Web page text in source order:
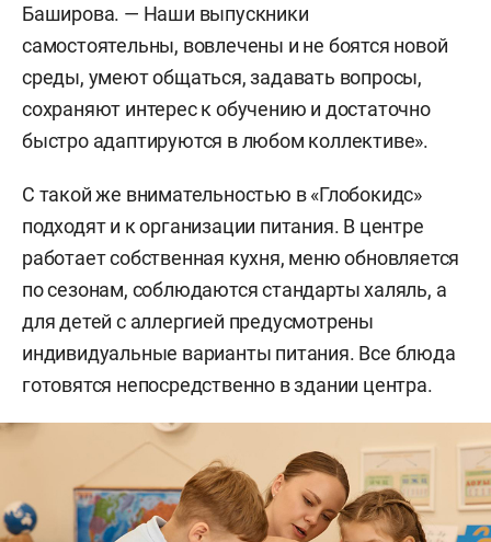
Баширова. — Наши выпускники
самостоятельны, вовлечены и не боятся новой
среды, умеют общаться, задавать вопросы,
сохраняют интерес к обучению и достаточно
быстро адаптируются в любом коллективе».
С такой же внимательностью в «Глобокидс»
подходят и к организации питания. В центре
работает собственная кухня, меню обновляется
по сезонам, соблюдаются стандарты халяль, а
для детей с аллергией предусмотрены
индивидуальные варианты питания. Все блюда
готовятся непосредственно в здании центра.